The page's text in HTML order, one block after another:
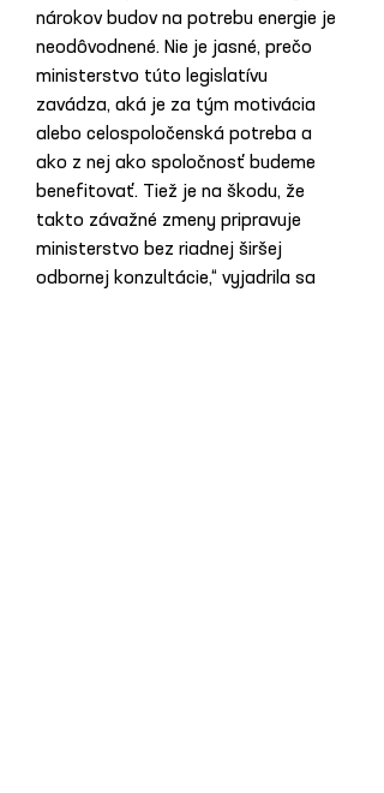
nárokov budov na potrebu energie je
neodôvodnené. Nie je jasné, prečo
ministerstvo túto legislatívu
zavádza, aká je za tým motivácia
alebo celospoločenská potreba a
ako z nej ako spoločnosť budeme
benefitovať. Tiež je na škodu, že
takto závažné zmeny pripravuje
ministerstvo bez riadnej širšej
odbornej konzultácie,“ vyjadrila sa